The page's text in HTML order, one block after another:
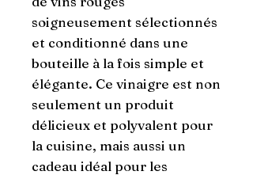
soigneusement sélectionnés
et conditionné dans une
bouteille à la fois simple et
élégante. Ce vinaigre est non
seulement un produit
délicieux et polyvalent pour
la cuisine, mais aussi un
cadeau idéal pour les